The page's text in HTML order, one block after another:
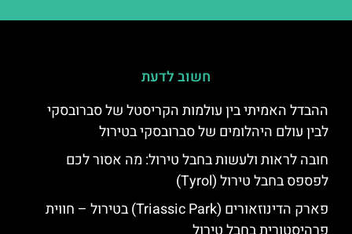
חשוב לדעת
ההבדל האמיתי בין עולמות הקריסטל של סברובסקי
לבין עולם היהלומים של סברובסקי בטירול
חובה לראות ולעשות בחבל טירול: מה אסור לכם
לפספס בחבל טירול (Tyrol)
פארק הדינוזאורים (Triassic Park) בטירול – חווית